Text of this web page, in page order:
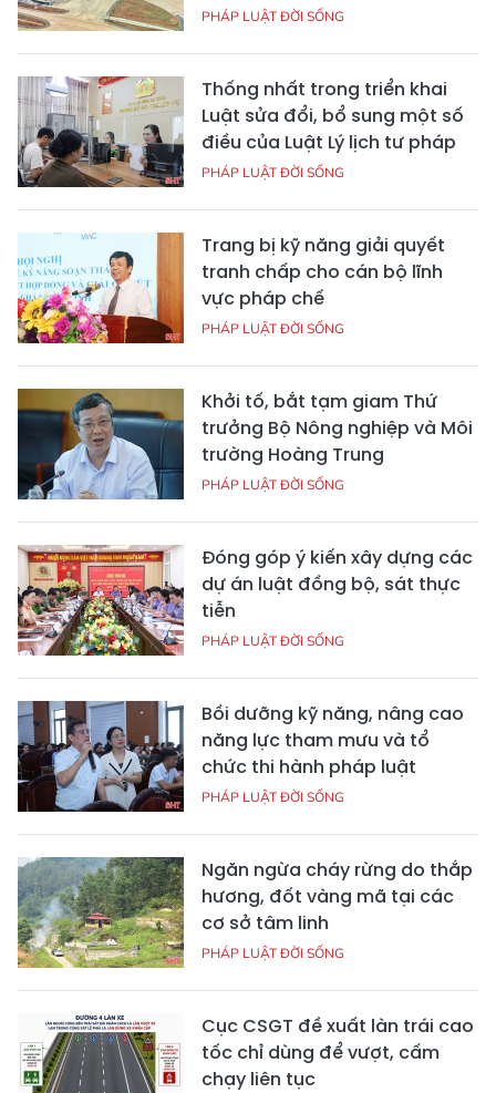
PHÁP LUẬT ĐỜI SỐNG
Thống nhất trong triển khai
Luật sửa đổi, bổ sung một số
điều của Luật Lý lịch tư pháp
PHÁP LUẬT ĐỜI SỐNG
Trang bị kỹ năng giải quyết
tranh chấp cho cán bộ lĩnh
vực pháp chế
PHÁP LUẬT ĐỜI SỐNG
Khởi tố, bắt tạm giam Thứ
trưởng Bộ Nông nghiệp và Môi
trường Hoàng Trung
PHÁP LUẬT ĐỜI SỐNG
Đóng góp ý kiến xây dựng các
dự án luật đồng bộ, sát thực
tiễn
PHÁP LUẬT ĐỜI SỐNG
Bồi dưỡng kỹ năng, nâng cao
năng lực tham mưu và tổ
chức thi hành pháp luật
PHÁP LUẬT ĐỜI SỐNG
Ngăn ngừa cháy rừng do thắp
hương, đốt vàng mã tại các
cơ sở tâm linh
PHÁP LUẬT ĐỜI SỐNG
Cục CSGT đề xuất làn trái cao
tốc chỉ dùng để vượt, cấm
chạy liên tục